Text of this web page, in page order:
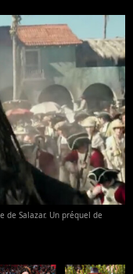
de Salazar. Un préquel de